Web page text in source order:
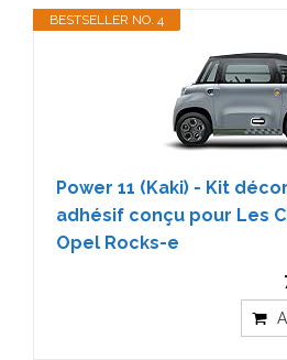
BESTSELLER NO. 4
Power 11 (Kaki) - Kit
adhésif conçu pour Les
Opel Rocks-e